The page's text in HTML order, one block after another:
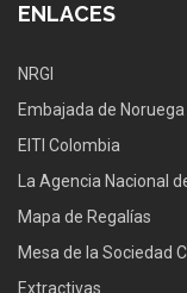
ENLACES
NRGI
Embajada de
EITI Colombia
La Agencia Nacional
Mapa de Regalías
Mesa de la Sociedad
Extractivas